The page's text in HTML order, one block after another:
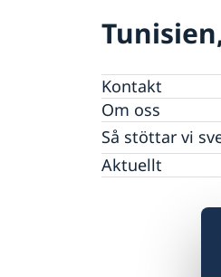
Kontakt
Om oss
Så stöttar vi
Vi är en resurs
Team Sweden
Så kan du få stöd
Svenska företag i
Anmäl
Aktuellt